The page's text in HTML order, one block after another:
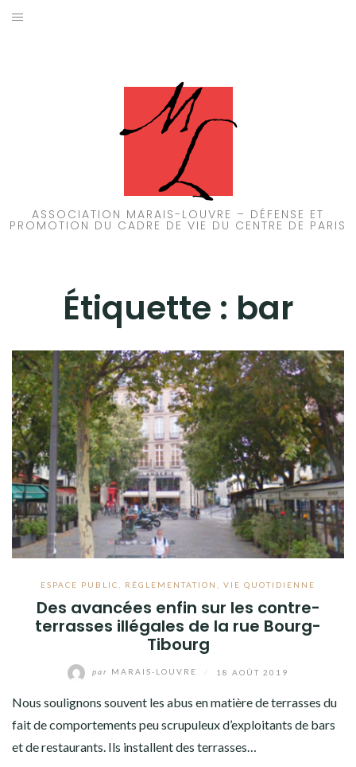
Aller
ASSOCIATION MARAIS-LOUVRE – DÉFENSE ET
PROMOTION DU CADRE DE VIE DU CENTRE DE PARIS
Étiquette : bar
ESPACE PUBLIC RÉGLEMENTATION VIE QUOTIDIENNE
Des avancées enfin sur les contre-
terrasses illégales de la rue Bourg-
Tibourg
par MARAIS-LOUVRE 18 AOÛT 2019
Nous soulignons souvent les abus en matière de terrasses du
fait de comportements peu scrupuleux d’exploitants de bars
et de restaurants. Ils installent des terrasses…